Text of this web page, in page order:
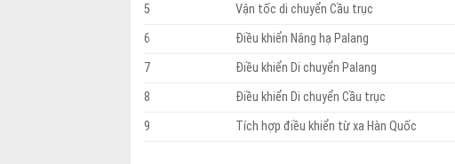
5
Vận tốc di chuyển Cầu trục
6
Điều khiển Nâng hạ Palang
7
Điều khiển Di chuyển Palang
8
Điều khiển Di chuyển Cầu trục
9
Tích hợp điều khiển từ xa Hàn Quốc